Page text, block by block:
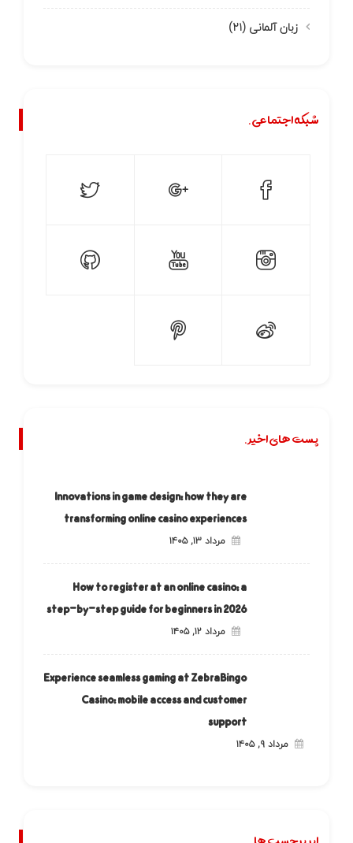
زبان آلمانی (۲۱)
شبکه اجتماعی.
پست های اخیر.
Innovations in game design: how they are
transforming online casino experiences
مرداد ۱۳, ۱۴۰۵
How to register at an online casino: a
step-by-step guide for beginners in 2026
مرداد ۱۲, ۱۴۰۵
Experience seamless gaming at ZebraBingo
Casino: mobile access and customer
support
مرداد ۹, ۱۴۰۵